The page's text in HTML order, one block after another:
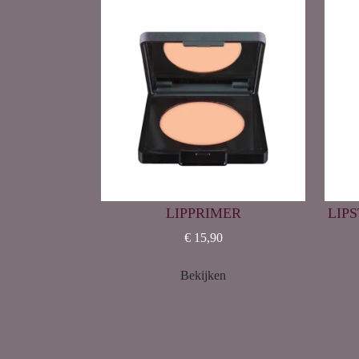
LIPPRIMER
€ 15,90
Bekijken